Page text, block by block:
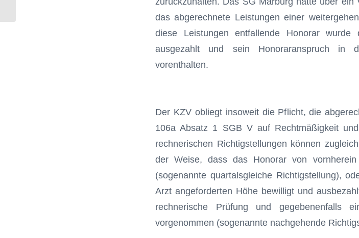
das abgerechnete Leistungen einer
diese Leis­tungen entfallende Honorar
ausgezahlt und sein Honoraranspruch in
vorenthalten.
Der KZV obliegt insoweit die Pflicht, die
106a Absatz 1 SGB V auf Rechtmä­ßigkeit
rechnerischen Richtigstellungen können
der Weise, dass das Honorar von
(sogenannte quartalsgleiche Richtigstellung),
Arzt angeforderten Höhe bewilligt und
rechnerische Prüfung und gegebenenfalls
vorgenommen (sogenannte nachgehende